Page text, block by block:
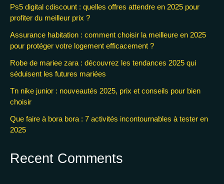
Ps5 digital cdiscount : quelles offres attendre en 2025 pour
profiter du meilleur prix ?
Assurance habitation : comment choisir la meilleure en 2025
pour protéger votre logement efficacement ?
Robe de mariee zara : découvrez les tendances 2025 qui
séduisent les futures mariées
Tn nike junior : nouveautés 2025, prix et conseils pour bien
choisir
Que faire à bora bora : 7 activités incontournables à tester en
2025
Recent Comments